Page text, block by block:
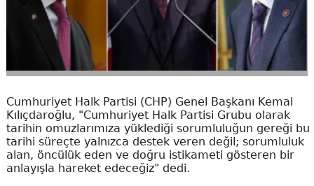
Cumhuriyet Halk Partisi (CHP) Genel Başkanı Kemal
Kılıçdaroğlu, "Cumhuriyet Halk Partisi Grubu olarak
tarihin omuzlarımıza yüklediği sorumluluğun gereği bu
tarihi süreçte yalnızca destek veren değil; sorumluluk
alan, öncülük eden ve doğru istikameti gösteren bir
anlayışla hareket edeceğiz" dedi.